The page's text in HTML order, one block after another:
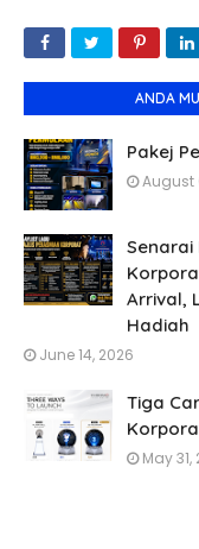
ANDA
Pakej
August
Senarai
Arrival,
Hadiah
June 14, 2026
Tiga
May 31,